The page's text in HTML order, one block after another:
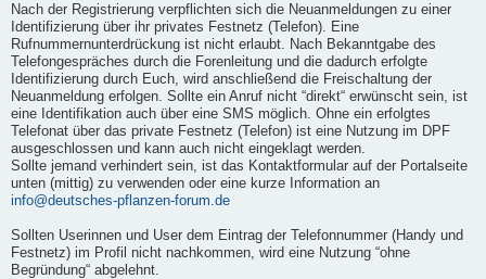
Nach der Registrierung verpflichten sich die Neuanmeldungen zu einer
Identifizierung über ihr privates Festnetz (Telefon). Eine
Rufnummernunterdrückung ist nicht erlaubt. Nach Bekanntgabe des
Telefongespräches durch die Forenleitung und die dadurch erfolgte
Identifizierung durch Euch, wird anschließend die Freischaltung der
Neuanmeldung erfolgen. Sollte ein Anruf nicht “direkt“ erwünscht sein, ist
eine Identifikation auch über eine SMS möglich. Ohne ein erfolgtes
Telefonat über das private Festnetz (Telefon) ist eine Nutzung im DPF
ausgeschlossen und kann auch nicht eingeklagt werden.
Sollte jemand verhindert sein, ist das Kontaktformular auf der Portalseite
unten (mittig) zu verwenden oder eine kurze Information an
info@deutsches-pflanzen-forum.de
Sollten Userinnen und User dem Eintrag der Telefonnummer (Handy und
Festnetz) im Profil nicht nachkommen, wird eine Nutzung “ohne
Begründung“ abgelehnt.